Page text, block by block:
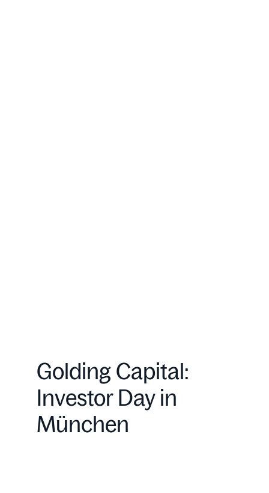
Golding Capital:
Investor Day in
München